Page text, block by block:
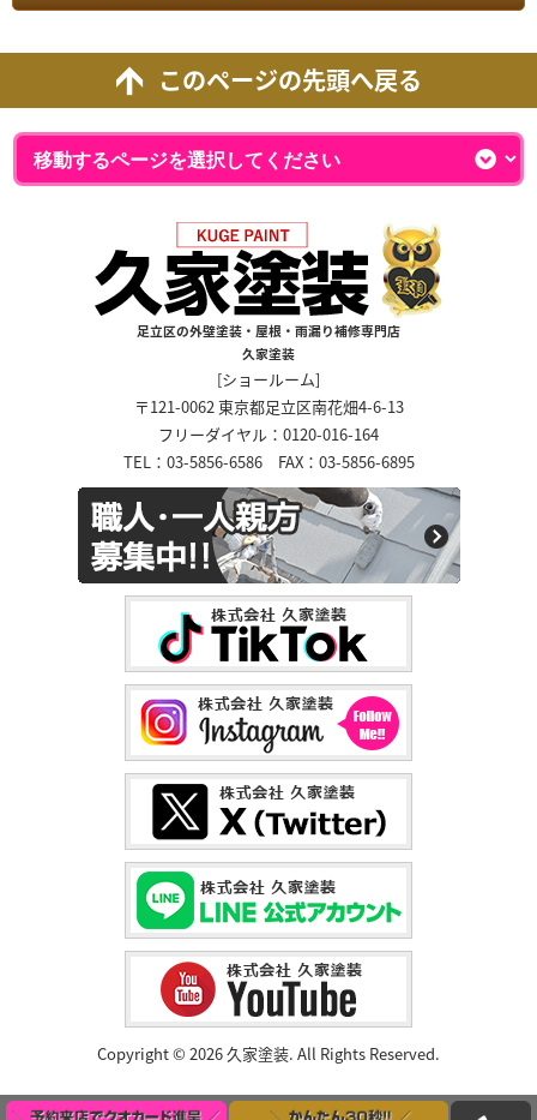
このページの先頭へ戻る
足立区の外壁塗装・屋根・雨漏り補修専門店
久家塗装
[ショールーム]
〒121-0062 東京都足立区南花畑4-6-13
フリーダイヤル：0120-016-164
TEL：03-5856-6586 FAX：03-5856-6895
Copyright © 2026 久家塗装. All Rights Reserved.